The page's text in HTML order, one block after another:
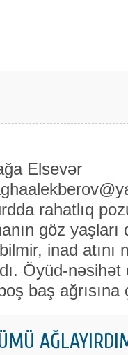
Elsevər
rahatlıq
göz
inad atını
Öyüd-
baş ağrısına